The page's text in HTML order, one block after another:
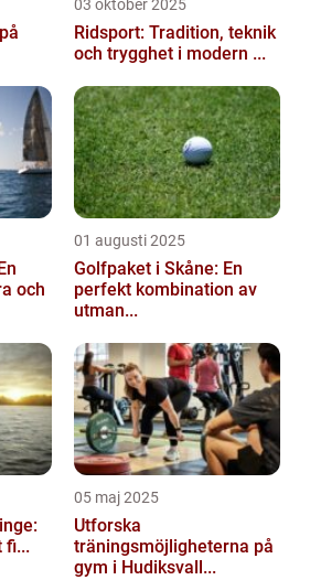
03 oktober 2025
Ridsport: Tradition, teknik
och trygghet i modern ...
och
01 augusti 2025
Golfpaket i Skåne: En
perfekt kombination av
utman...
fi...
05 maj 2025
Utforska
träningsmöjligheterna på
gym i Hudiksvall...